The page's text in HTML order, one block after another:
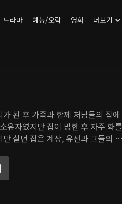
드라마 예능/오락 영화 더보기
된 후 가족과 함께 처남들의 집에
유자였지만 집이 망한 후 자주 화를
살던 집은 계상, 유선과 그들의 아
리앤이 살고 있다. 지석, 하선, 줄리
면서 두 가족은 사건으로 가득한 일